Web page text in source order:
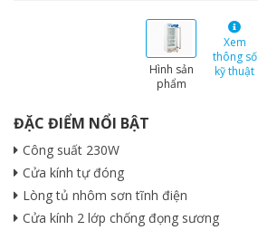
Hình sản
phẩm
Xem
thông số
kỹ thuật
ĐẶC ĐIỂM NỔI BẬT
Công suất 230W
Cửa kính tự đóng
Lòng tủ nhôm sơn tĩnh điện
Cửa kính 2 lớp chống đọng sương